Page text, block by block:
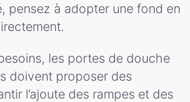
pensez à adopter une fond en
les portes de douche
doivent proposer des
l’ajoute des rampes et des